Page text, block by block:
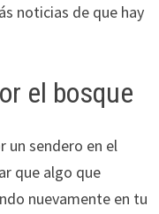
noticias de que hay
el bosque
un sendero en el
que algo que
nuevamente en tu